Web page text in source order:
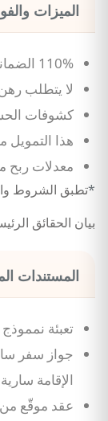
الميزات
110% الضمانات النقدية
لا يتطلب
كشوفات
هذا التمويل
معدلات ربح
*تطبق الشروط
بيان الحقائق
المستندات
تعبئة
جواز سفر
الإقامة
عقد موقّع من